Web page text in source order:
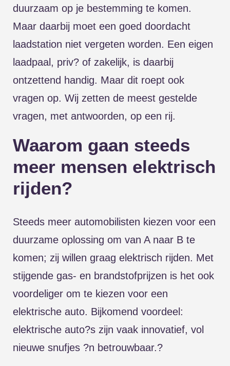
duurzaam op je bestemming te komen.
Maar daarbij moet een goed doordacht
laadstation niet vergeten worden. Een eigen
laadpaal, priv? of zakelijk, is daarbij
ontzettend handig. Maar dit roept ook
vragen op. Wij zetten de meest gestelde
vragen, met antwoorden, op een rij.
Waarom gaan steeds
meer mensen elektrisch
rijden?
Steeds meer automobilisten kiezen voor een
duurzame oplossing om van A naar B te
komen; zij willen graag elektrisch rijden. Met
stijgende gas- en brandstofprijzen is het ook
voordeliger om te kiezen voor een
elektrische auto. Bijkomend voordeel:
elektrische auto?s zijn vaak innovatief, vol
nieuwe snufjes ?n betrouwbaar.?